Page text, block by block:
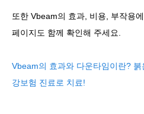
또한 Vbeam의 효과, 비용, 부작용
페이지도 함께 확인해 주세요.
Vbeam의 효과와 다운타임이란? 붉
강보험 진료로 치료!